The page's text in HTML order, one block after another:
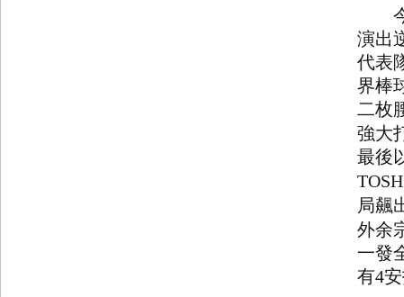
今
演出
代表
界棒
二枚
強大
最後
局飆
外余
一發
有4